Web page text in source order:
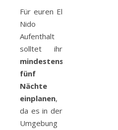
Für euren El
Nido
Aufenthalt
solltet ihr
mindestens
fünf
Nächte
einplanen,
da es in der
Umgebung